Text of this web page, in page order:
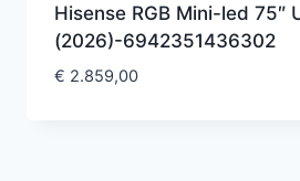
Hisense RGB Mini-led 75″
(2026)-6942351436302
€ 2.859,00